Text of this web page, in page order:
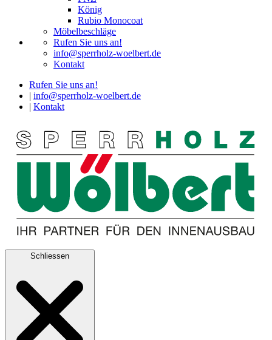
König
Rubio Monocoat
Möbelbeschläge
Rufen Sie uns an!
info@sperrholz-woelbert.de
Kontakt
Rufen Sie uns an!
info@sperrholz-woelbert.de
Kontakt
Schliessen